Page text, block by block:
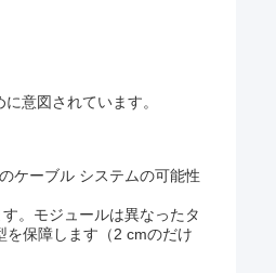
意図されています。
ケーブル システムの可能性
。モジュールは異なったタ
を保障します（2 cmのだけ